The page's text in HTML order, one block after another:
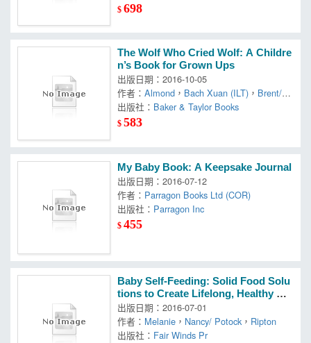
$698
The Wolf Who Cried Wolf: A Childre
n’s Book for Grown Ups
出版日期：2016-10-05
作者：Almond ， Bach Xuan (ILT) ， Brent/ Tr
uong
出版社： Baker & Taylor Books
$583
My Baby Book: A Keepsake Journal
出版日期：2016-07-12
作者： Parragon Books Ltd (COR)
出版社： Parragon Inc
$455
Baby Self-Feeding: Solid Food Solu
tions to Create Lifelong, Healthy Eat
ing Habits
出版日期：2016-07-01
作者： Melanie ， Nancy/ Potock， Ripton
出版社： Fair Winds Pr